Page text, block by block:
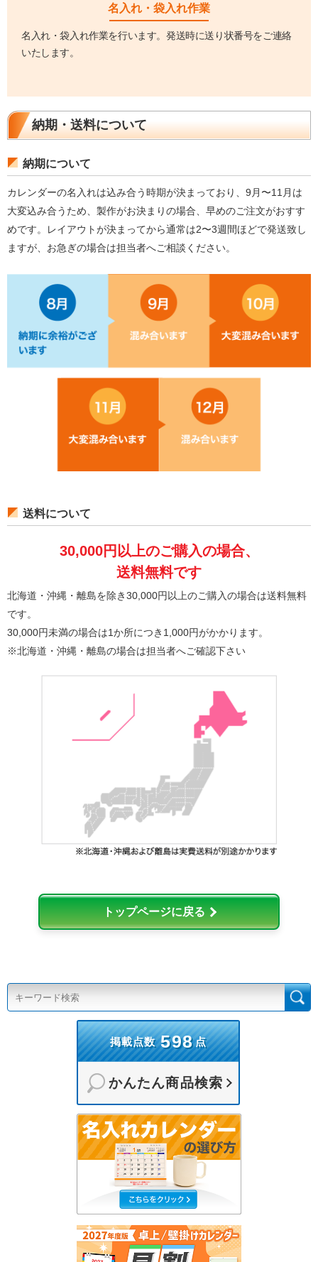
名入れ・袋入れ作業
名入れ・袋入れ作業を行います。発送時に送り状番号をご連絡
いたします。
納期・送料について
納期について
カレンダーの名入れは込み合う時期が決まっており、9月〜11月は
大変込み合うため、製作がお決まりの場合、早めのご注文がおすす
めです。レイアウトが決まってから通常は2〜3週間ほどで発送致し
ますが、お急ぎの場合は担当者へご相談ください。
送料について
30,000円以上のご購入の場合、
送料無料です
北海道・沖縄・離島を除き30,000円以上のご購入の場合は送料無料
です。
30,000円未満の場合は1か所につき1,000円がかかります。
※北海道・沖縄・離島の場合は担当者へご確認下さい
トップページに戻る
掲載点数 598点
かんたん商品検索